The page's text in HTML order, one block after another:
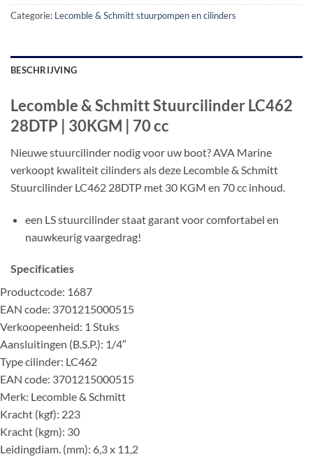
Categorie: Lecomble & Schmitt stuurpompen en cilinders
BESCHRIJVING
Lecomble & Schmitt Stuurcilinder LC462
28DTP | 30KGM | 70 cc
Nieuwe stuurcilinder nodig voor uw boot? AVA Marine
verkoopt kwaliteit cilinders als deze Lecomble & Schmitt
Stuurcilinder LC462 28DTP met 30 KGM en 70 cc inhoud.
een LS stuurcilinder staat garant voor comfortabel en
nauwkeurig vaargedrag!
Specificaties
Productcode: 1687
EAN code: 3701215000515
Verkoopeenheid: 1 Stuks
Aansluitingen (B.S.P.): 1/4″
Type cilinder: LC462
EAN code: 3701215000515
Merk: Lecomble & Schmitt
Kracht (kgf): 223
Kracht (kgm): 30
Leidingdiam. (mm): 6,3 x 11,2